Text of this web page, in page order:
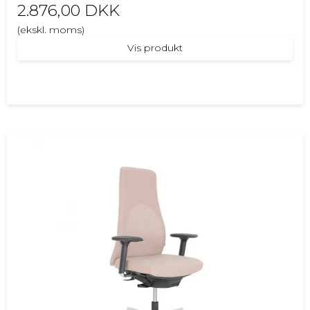
2.876,00 DKK
(ekskl. moms)
Vis produkt